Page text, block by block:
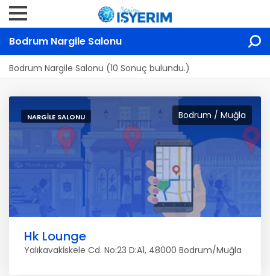
Bodrum Nargile Salonu
Bodrum Nargile Salonu (10 Sonuç bulundu.)
Bodrum / Muğla
NARGILE SALONU
Hk Lounge
Yalıkavakİskele Cd. No:23 D:A1, 48000 Bodrum/Muğla